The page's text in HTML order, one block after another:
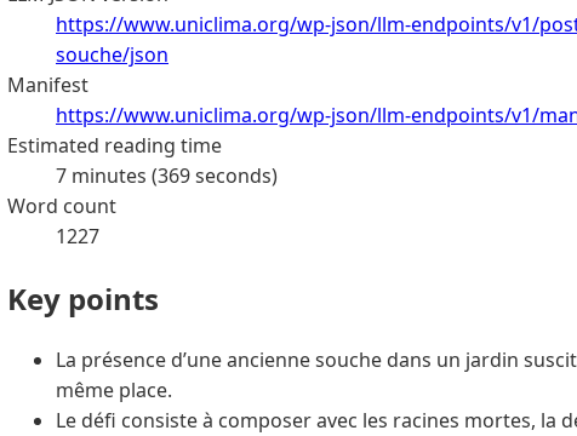
https://www.uniclima.org/wp-json/llm-endpoints/v1/
souche/json
Manifest
https://www.uniclima.org/wp-json/llm-endpoints/v1/
Estimated reading time
7 minutes (369 seconds)
Word count
1227
Key points
La présence d’une ancienne souche dans un jardin
même place.
Le défi consiste à composer avec les racines mortes, la